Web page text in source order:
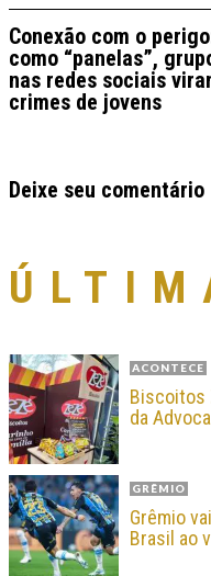
Conexão com o
como “panelas”,
nas redes sociais
crimes de jovens
Deixe seu comentário
ACONTECE
Biscoitos
da
GRÊMIO
Grêmio
Brasil ao